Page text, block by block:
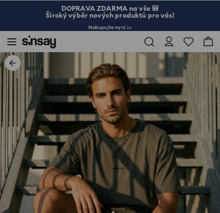
DOPRAVA ZDARMA na vše 🎒
Široký výběr nových produktů pro vás!
Nakupujte nyní >>